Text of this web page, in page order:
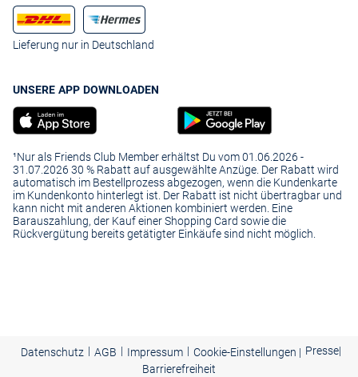
Lieferung nur in Deutschland
UNSERE APP DOWNLOADEN
¹Nur als Friends Club Member erhältst Du vom 01.06.2026 -
31.07.2026 30 % Rabatt auf ausgewählte Anzüge. Der Rabatt wird
automatisch im Bestellprozess abgezogen, wenn die Kundenkarte
im Kundenkonto hinterlegt ist. Der Rabatt ist nicht übertragbar und
kann nicht mit anderen Aktionen kombiniert werden. Eine
Barauszahlung, der Kauf einer Shopping Card sowie die
Rückvergütung bereits getätigter Einkäufe sind nicht möglich.
Datenschutz | AGB | Impressum | Cookie-Einstellungen | Presse|
Barrierefreiheit